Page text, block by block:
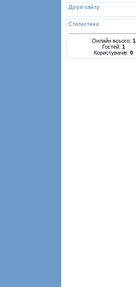
Друзі сайту
Статистика
Онлайн всього: 1
Гостей: 1
Користувачів: 0